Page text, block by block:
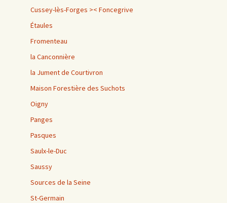
Cussey-lès-Forges >< Foncegrive
Étaules
Fromenteau
la Canconnière
la Jument de Courtivron
Maison Forestière des Suchots
Oigny
Panges
Pasques
Saulx-le-Duc
Saussy
Sources de la Seine
St-Germain